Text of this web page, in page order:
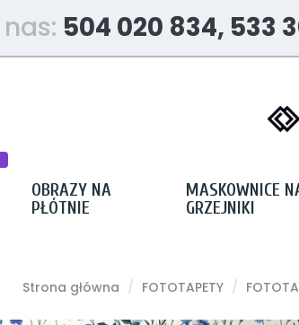
504 020 834, 533
OBRAZY NA
PŁÓTNIE
MASKOWNICE
GRZEJNIKI
Strona główna FOTOTAPETY